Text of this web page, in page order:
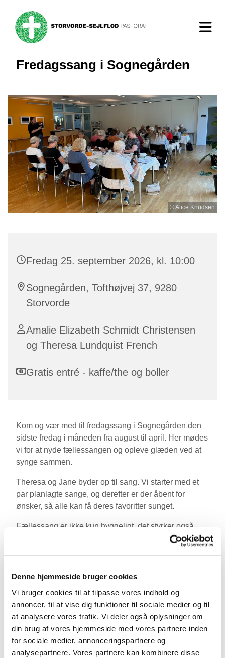
Denne hjemmeside bruger cookies
Vi bruger cookies til at tilpasse vores indhold og
annoncer, til at vise dig funktioner til sociale medier og til
at analysere vores trafik. Vi deler også oplysninger om
din brug af vores hjemmeside med vores partnere inden
for sociale medier, annonceringspartnere og
analysepartnere. Vores partnere kan kombinere disse
Fredagssang i Sognegården
© Alice Knudsen
Fredag 25. september 2026, kl. 10:00
Sognegården, Tofthøjvej 37, 9280
Storvorde
Amalie Elizabeth Schmidt Christensen
og Theresa Lundquist French
Gratis entré - kaffe/the og boller
Kom og vær med til fredagssang i Sognegården den
sidste fredag i måneden fra august til april. Her mødes
vi for at nyde fællessangen og opleve glæden ved at
synge sammen.
Theresa og Jane byder op til sang. Vi starter med et
par planlagte sange, og derefter er der åbent for
ønsker, så alle kan få deres favoritter sunget.
Fællessang er ikke kun hyggeligt, det styrker også
både den fysiske og mentale trivsel hos den enkelte.
Når vi synger sammen, skaber vi en stærkere social
fællesskabet, uanset alder og køn.
Efter sangen byder vi på kaffe og boller, så der er rig
mulighed for at hygge og snakke med hinanden. Det
er en skøn måde at starte weekenden på og møde
nye mennesker i nærområdet.
Det er gratis at deltage, og alle er velkomne, uanset